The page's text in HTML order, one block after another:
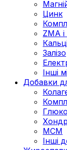
Цинк
ZMA
Залізо
Інші
Добавки
МСМ
Інші